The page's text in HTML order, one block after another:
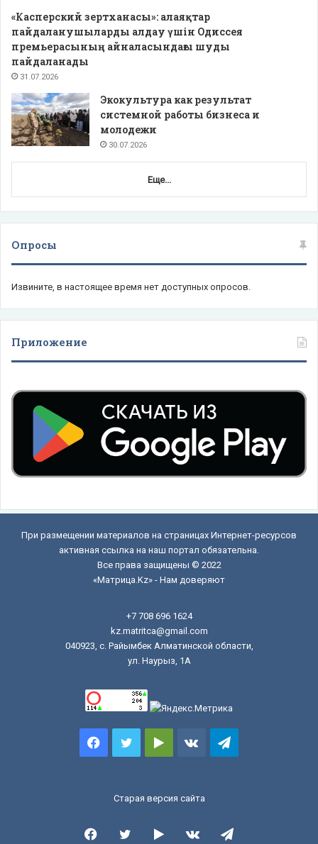
«Касперский зертханасы»: алаяқтар
пайдаланушыларды алдау үшін Одиссея
премьерасының айналасындағы шуды
пайдаланады
31.07.2026
Экокультура как результат
системной работы бизнеса и
молодежи
30.07.2026
Еще...
Опросы
Извините, в настоящее время нет доступных опросов.
Приложение
При размещении материалов на страницах Интернет-ресурсов
активная ссылка на наш портал обязательна.
Все права защищены © 2022
«Матрица.Kz» - Нам доверяют
+7 708 696 1624
kz.matritca@gmail.com
040923, с. Райымбек Алматинской области,
ул. Наурыз, 1А
FacebookTwitterGoogle vk.comTelegram
Старая версия сайта
FacebookTwitterGoogle vk.comTelegram